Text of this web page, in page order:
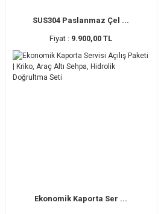
SUS304 Paslanmaz Çel ...
Fiyat : 9.900,00 TL
Ekonomik Kaporta Ser ...